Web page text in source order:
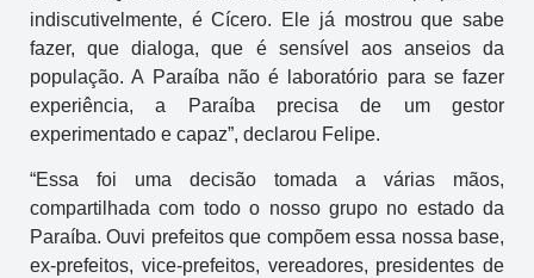
indiscutivelmente, é Cícero. Ele já mostrou que sabe
fazer, que dialoga, que é sensível aos anseios da
população. A Paraíba não é laboratório para se fazer
experiência, a Paraíba precisa de um gestor
experimentado e capaz”, declarou Felipe.
“Essa foi uma decisão tomada a várias mãos,
compartilhada com todo o nosso grupo no estado da
Paraíba. Ouvi prefeitos que compõem essa nossa base,
ex-prefeitos, vice-prefeitos, vereadores, presidentes de